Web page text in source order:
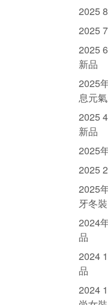
2025
2025
2025
新品
2025
息元
2025
新品
2025
2025
2025
牙冬裝
2024
品
2024
品
2024